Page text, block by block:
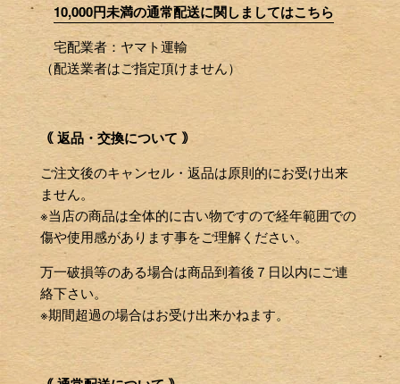
10,000円未満の通常配送に関しましてはこちら
宅配業者：ヤマト運輸
（配送業者はご指定頂けません）
｟ 返品・交換について ｠
ご注文後のキャンセル・返品は原則的にお受け出来
ません。
※当店の商品は全体的に古い物ですので経年範囲での
傷や使用感があります事をご理解ください。
万一破損等のある場合は商品到着後７日以内にご連
絡下さい。
※期間超過の場合はお受け出来かねます。